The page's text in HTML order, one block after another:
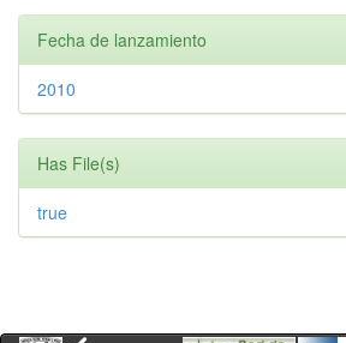
Fecha de lanzamiento
2010
Has File(s)
true